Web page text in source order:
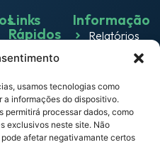
usamos tecnologias como
informações do dispositivo.
permitirá processar dados, como
exclusivos neste site. Não
afetar negativamante certos
Links
Rápidos
& Live
Eventos
Notícias
Informação
Relatórios
Política de
Política
de
Cookies